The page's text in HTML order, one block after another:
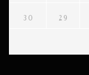
29
30